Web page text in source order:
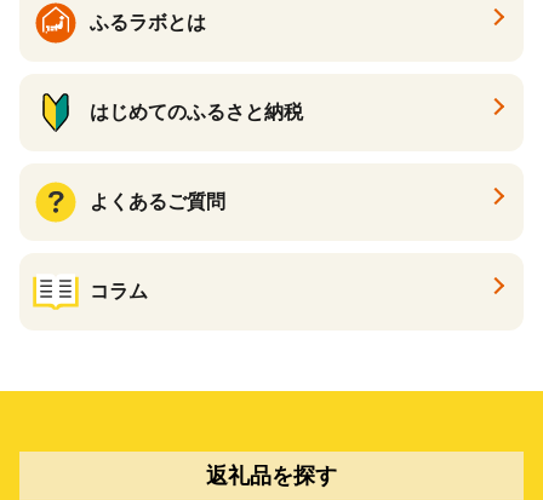
ふるラボとは
はじめてのふるさと納税
よくあるご質問
コラム
返礼品を探す